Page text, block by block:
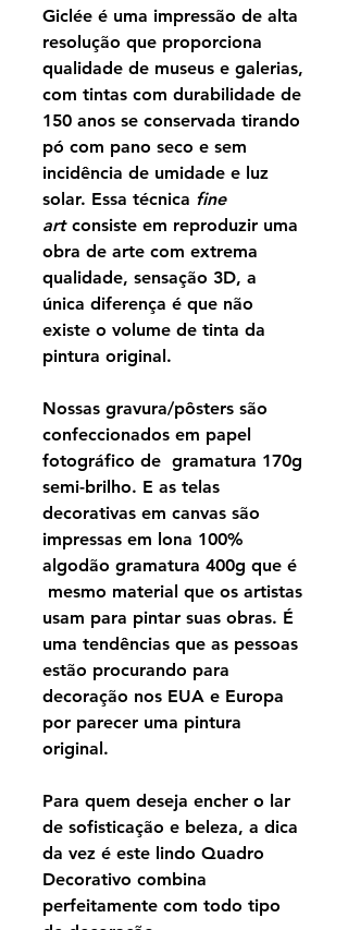
Giclée é uma impressão de alta
resolução que proporciona
qualidade de museus e galerias,
com tintas com durabilidade de
150 anos se conservada tirando
pó com pano seco e sem
incidência de umidade e luz
solar. Essa técnica fine
artconsiste em reproduzir uma
obra de arte com extrema
qualidade, sensação 3D, a
única diferença é que não
existe o volume de tinta da
pintura original.
Nossas gravura/pôsters são
confeccionados em papel
fotográfico de gramatura 170g
semi-brilho. E as telas
decorativas em canvas são
impressas em lona 100%
algodão gramatura 400g que é
mesmo material que os artistas
usam para pintar suas obras. É
uma tendências que as pessoas
estão procurando para
decoração nos EUA e Europa
por parecer uma pintura
original.
Para quem deseja encher o lar
de sofisticação e beleza, a dica
da vez é este lindo Quadro
Decorativo combina
perfeitamente com todo tipo